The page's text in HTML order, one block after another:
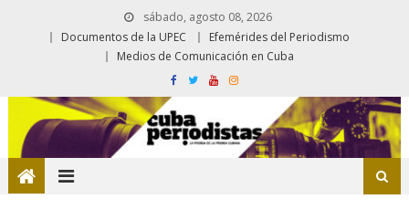
sábado, agosto 08, 2026
Documentos de la UPEC
Efemérides del Periodismo
Medios de Comunicación en Cuba